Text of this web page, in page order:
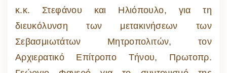
κ.κ. Στεφάνου και Ηλιόπουλο, για τη
διευκόλυνση των μετακινήσεων των
Σεβασμιωτάτων Μητροπολιτών, τον
Αρχιερατικό Επίτροπο Τήνου, Πρωτοπρ.